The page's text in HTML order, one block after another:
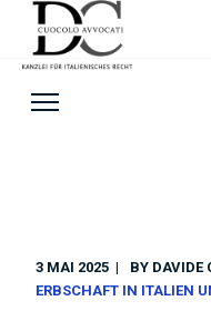
3 MAI 2025 BY DAVIDE
ERBSCHAFT IN ITALIEN